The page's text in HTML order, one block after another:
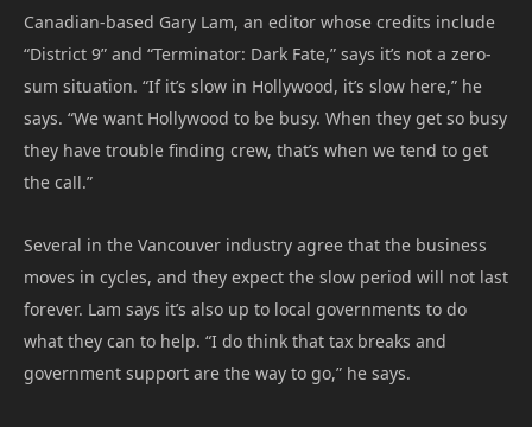
Canadian-based Gary Lam, an editor whose credits include
“District 9” and “Terminator: Dark Fate,” says it’s not a zero-
sum situation. “If it’s slow in Hollywood, it’s slow here,” he
says. “We want Hollywood to be busy. When they get so busy
they have trouble finding crew, that’s when we tend to get
the call.”
Several in the Vancouver industry agree that the business
moves in cycles, and they expect the slow period will not last
forever. Lam says it’s also up to local governments to do
what they can to help. “I do think that tax breaks and
government support are the way to go,” he says.